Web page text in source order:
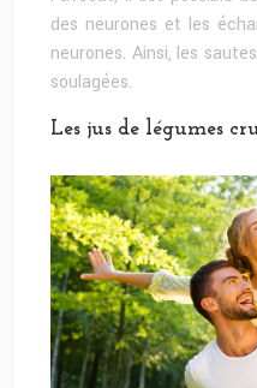
des neurones et les
neurones. Ainsi, les
soulagées.
Les jus de légumes